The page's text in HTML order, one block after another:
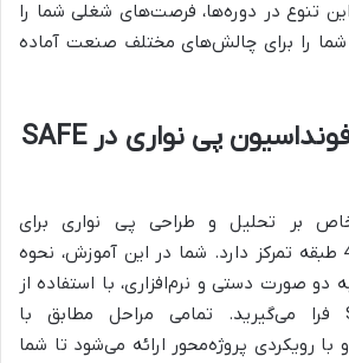
تنوع در دوره‌ها، فرصت‌های شغلی شما را
را برای چالش‌های مختلف صنعت آماده
آموزش طراحی فونداسیون پی نواری در SAFE
بر تحلیل و طراحی پی نواری برای
ساختمان‌های فولادی 4 طبقه تمرکز دارد. شما در این آموزش، نحوه
دو صورت دستی و نرم‌افزاری، با استفاده از
نرم‌افزار SAFE 2016 فرا می‌گیرید. تمامی مراحل مطابق با
با رویکردی پروژه‌محور ارائه می‌شود تا شما